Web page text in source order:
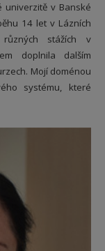
univerzitě v Banské
14 let v Lázních
stážích v
doplnila dalším
Mojí doménou
systému, které